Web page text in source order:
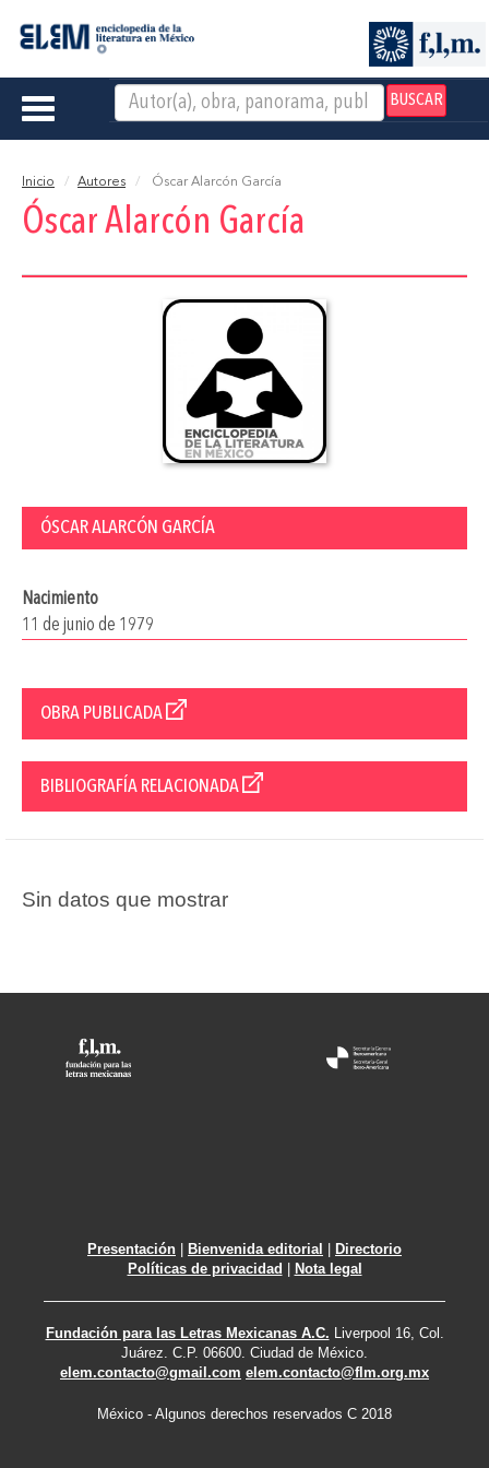
BUSCAR
Toggle
Inicio Autores Óscar Alarcón García
Óscar Alarcón García
ÓSCAR ALARCÓN GARCÍA
Nacimiento
11 de junio de 1979
OBRA PUBLICADA
BIBLIOGRAFÍA RELACIONADA
Sin datos que mostrar
Presentación Bienvenida editorial
Directorio
Políticas de privacidad
Nota legal
Fundación para las Letras Mexicanas A.C. Liverpool 16, Col.
Juárez. C.P. 06600. Ciudad de México.
elem.contacto@gmail.com elem.contacto@flm.org.mx
México - Algunos derechos reservados C 2018